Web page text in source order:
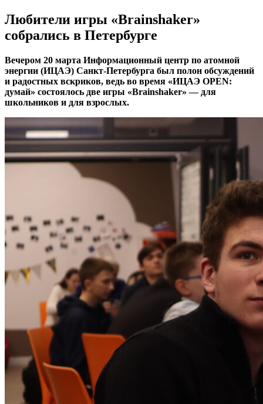
Любители игры «Brainshaker»
собрались в Петербурге
Вечером 20 марта Информационный центр по атомной
энергии (ИЦАЭ) Санкт-Петербурга был полон обсуждений
и радостных вскриков, ведь во время «ИЦАЭ OPEN:
думай» состоялось две игры «Brainshaker» — для
школьников и для взрослых.